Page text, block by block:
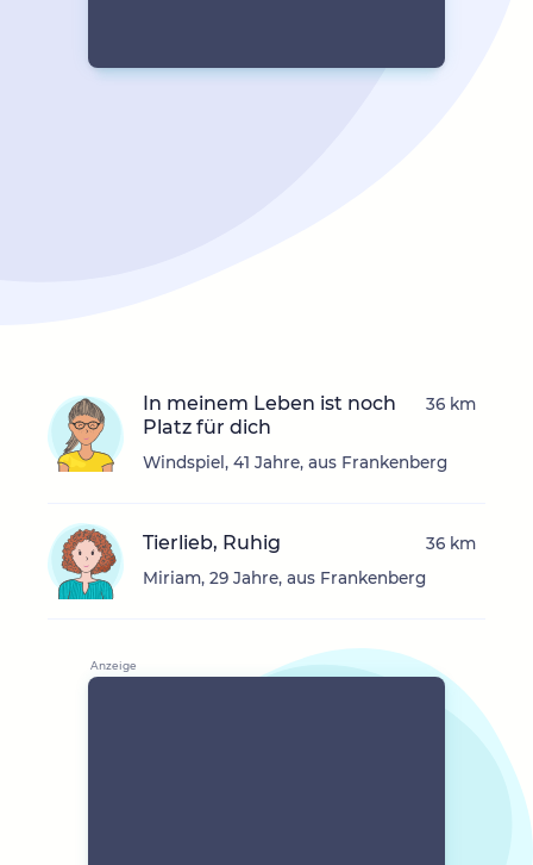
In meinem Leben ist noch
Platz für dich
Windspiel, 41 Jahre, aus Frankenberg
36 km
Tierlieb, Ruhig
Miriam, 29 Jahre, aus Frankenberg
36 km